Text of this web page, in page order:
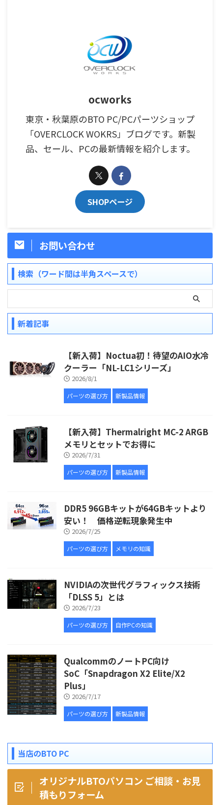
ocworks
東京・秋葉原のBTO PC/PCパーツショップ
「OVERCLOCK WOKRS」ブログです。新製
品、セール、PCの最新情報を紹介します。
SHOPページ
お問い合わせ
検索（ワード間は半角スペースで）
新着記事
【新入荷】Noctua初！待望のAIO水冷
クーラー「NL-LC1シリーズ」
2026/8/1
パーツの選び方 新製品情報
【新入荷】Thermalright MC-2 ARGB
メモリとセットでお得に
2026/7/31
パーツの選び方 新製品情報
DDR5 96GBキットが64GBキットより
安い！ 価格逆転現象発生中
2026/7/25
パーツの選び方 メモリの知識
NVIDIAの次世代グラフィックス技術
「DLSS 5」とは
2026/7/23
パーツの選び方 自作PCの知識
QualcommのノートPC向け
SoC「Snapdragon X2 Elite/X2
Plus」
2026/7/17
パーツの選び方 新製品情報
当店のBTO PC
オリジナルBTOパソコン ご相談・お見
積もりフォーム